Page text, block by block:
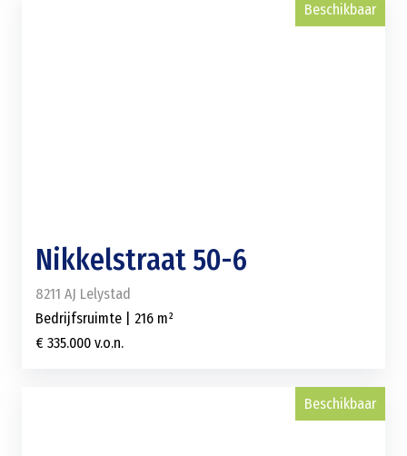
Beschikbaar
Nikkelstraat 50-6
8211 AJ Lelystad
Bedrijfsruimte | 216 m²
€ 335.000 v.o.n.
Beschikbaar